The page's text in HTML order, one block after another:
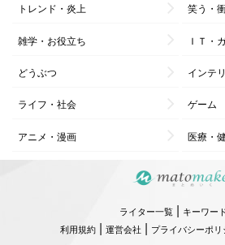
トレンド・炎上 笑う・
雑学・お役立ち ＩＴ・
どうぶつ インテ
ライフ・社会 ゲーム
アニメ・漫画 医療・
ライター一覧| キーワー
利用規約 | 運営会社 | プライバシーポリ